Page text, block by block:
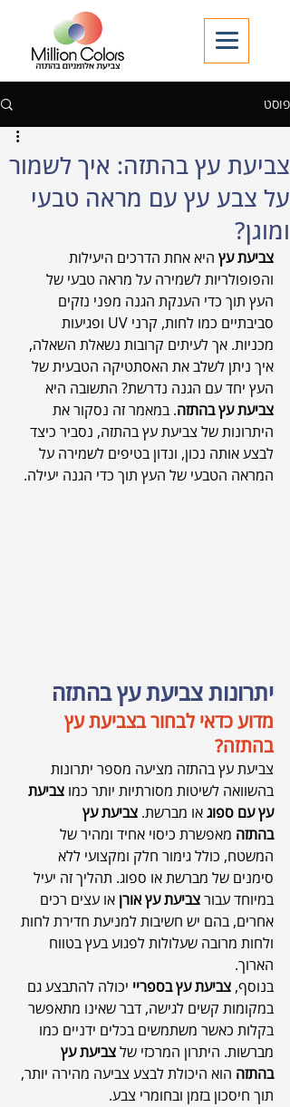
פוסט
צביעת עץ בהתזה: איך לשמור
על צבע עץ עם מראה טבעי
ומוגן?
צביעת עץ היא אחת הדרכים היעילות
והפופולריות לשמירה על מראה טבעי של
העץ תוך כדי הענקת הגנה מפני נזקים
סביבתיים כמו לחות, קרני UV ופגיעות
מכניות. אך לעיתים קרובות נשאלת השאלה,
איך ניתן לשלב את האסתטיקה הטבעית של
העץ יחד עם הגנה נדרשת? התשובה היא
צביעת עץ בהתזה. במאמר זה נסקור את
היתרונות של צביעת עץ בהתזה, נסביר כיצד
לבצע אותה נכון, ונדון בטיפים לשמירה על
המראה הטבעי של העץ תוך כדי הגנה יעילה.
יתרונות צביעת עץ בהתזה
מדוע כדאי לבחור בצביעת עץ
בהתזה?
צביעת עץ בהתזה מציעה מספר יתרונות
בהשוואה לשיטות מסורתיות יותר כמו צביעת
עץ עם ספוג או מברשת. צביעת עץ
בהתזה מאפשרת כיסוי אחיד ומהיר של
המשטח, כולל גימור חלק ומקצועי ללא
סימנים של מברשת או ספוג. תהליך זה יעיל
במיוחד עבור צביעת עץ אורן או עצים רכים
אחרים, בהם יש חשיבות למניעת חדירת לחות
ולחות מרובה שעלולות לפגוע בעץ בטווח
הארוך.
בנוסף, צביעת עץ בספריי יכולה להתבצע גם
במקומות קשים לגישה, דבר שאינו מתאפשר
בקלות כאשר משתמשים בכלים ידניים כמו
מברשות. היתרון המרכזי של צביעת עץ
בהתזה הוא היכולת לבצע צביעה מהירה יותר,
תוך חיסכון בזמן ובחומרי צבע.